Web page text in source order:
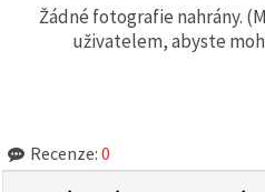
Žádné fotografie nahrány.
uživatelem, abyste
Recenze: 0